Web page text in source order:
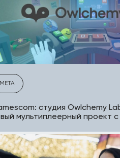
META
студия Owlchemy
мультиплеерный проект с